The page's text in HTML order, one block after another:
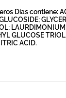
Días contiene:
GLUCOSE
ACID.